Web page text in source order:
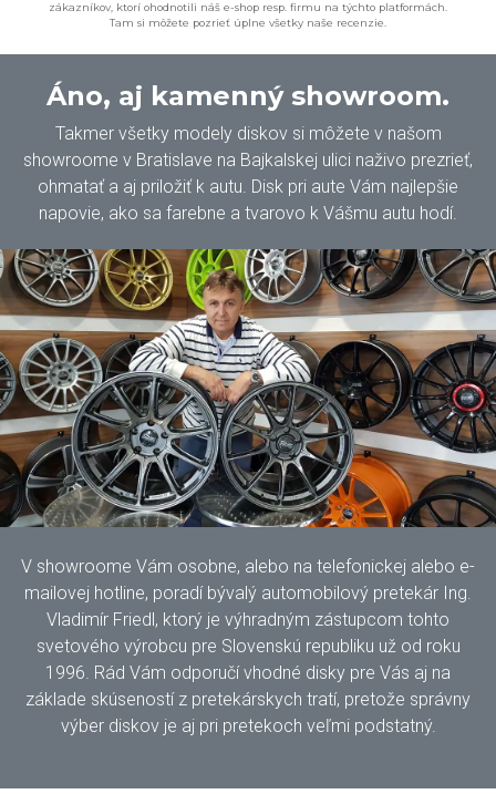
zákazníkov, ktorí ohodnotili náš e-shop resp. firmu na týchto platformách.
Tam si môžete pozrieť úplne všetky naše recenzie.
Áno, aj kamenný showroom.
Takmer všetky modely diskov si môžete v našom
showroome v Bratislave na Bajkalskej ulici naživo prezrieť,
ohmatať a aj priložiť k autu. Disk pri aute Vám najlepšie
napovie, ako sa farebne a tvarovo k Vášmu autu hodí.
V showroome Vám osobne, alebo na telefonickej alebo e-
mailovej hotline, poradí bývalý automobilový pretekár Ing.
Vladimír Friedl, ktorý je výhradným zástupcom tohto
svetového výrobcu pre Slovenskú republiku už od roku
1996. Rád Vám odporučí vhodné disky pre Vás aj na
základe skúseností z pretekárskych tratí, pretože správny
výber diskov je aj pri pretekoch veľmi podstatný.